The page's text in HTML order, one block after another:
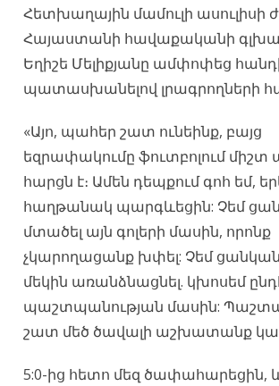
Հետխաղային մամուլի
Հայաստանի հավաքականի
Եղիշե Մելիքյանը ամփոփեց
պատասխանելով լրագրողների
«Այո, պահեր շատ ունեինք, բայց
եզրափակումը ֆուտբոլում
հարցն է։ Ամեն դեպքում գոհ եմ,
հաղթանակ պարգևեցին: Չեմ
մտածել այն գոլերի մասին, որոնք
չկարողացանք խփել: Չեմ
մեկին առանձնացնել. կխոսեմ
պաշտպանության մասին:
շատ մեծ ծավալի աշխատանք
5:0-ից հետո մեզ ծափահարեցին,